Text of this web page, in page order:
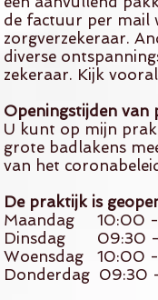
de factuur per mail
zorgverzekeraar.
diverse
zekeraar. Kijk
Openingstijden van
U kunt op mijn
grote badlakens
van het
De praktijk is
Maandag 10:00 -
Dinsdag 09:30 -
Woensdag 10:00 -
Donderdag 09:30